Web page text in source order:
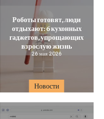
Новости
Роботы готовят, люди
отдыхают: 6 кухонных
гаджетов, упрощающих
взрослую жизнь
26 мая 2026